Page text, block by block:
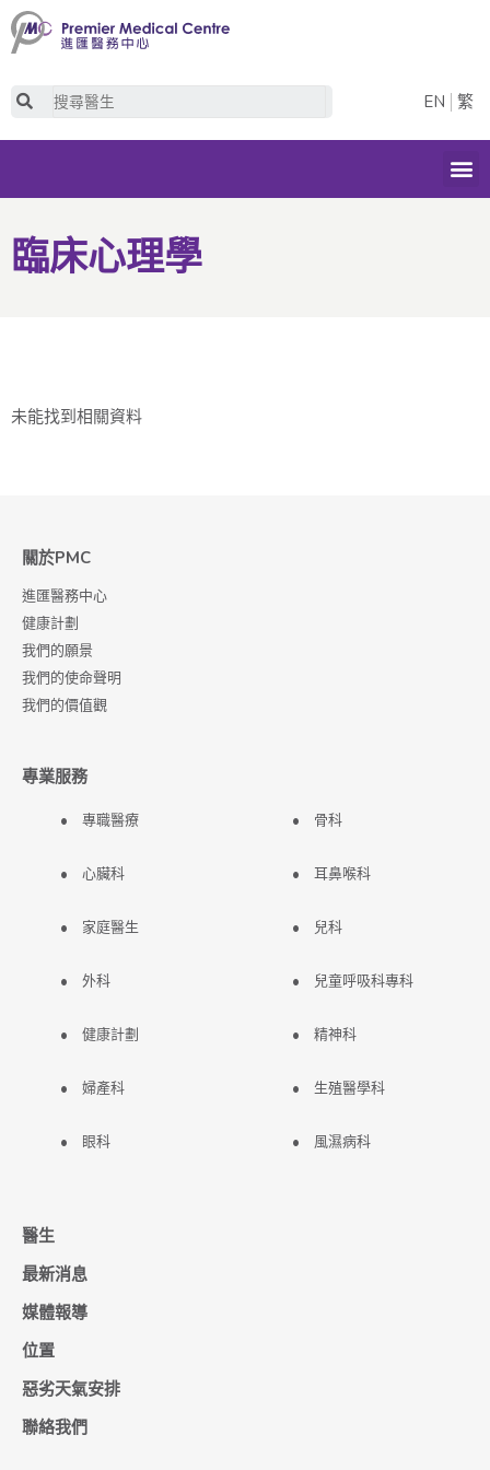
Skip
to
Search
EN 繁
臨床心理學
未能找到相關資料
關於PMC
進匯醫務中心
健康計劃
我們的願景
我們的使命聲明
我們的價值觀
專業服務
專職醫療
心臟科
家庭醫生
外科
健康計劃
婦產科
眼科
骨科
耳鼻喉科
兒科
兒童呼吸科專科
精神科
生殖醫學科
風濕病科
醫生
最新消息
媒體報導
位置
惡劣天氣安排
聯絡我們